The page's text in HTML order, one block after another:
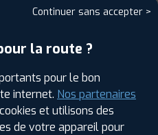
Votre commande
montée et équilibrée :
574.80€TTC
Continuer sans accepter >
la route ?
pour le bon
internet. Nos partenaires
et utilisons des
de votre appareil pour